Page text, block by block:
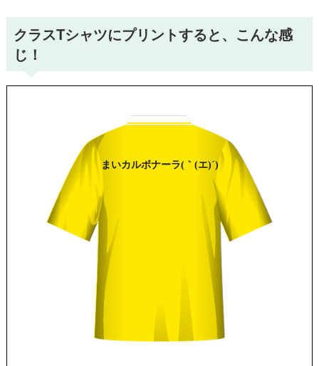
クラスTシャツにプリントすると、こんな感
じ！
まいカルボナーラ(｀(エ)´)